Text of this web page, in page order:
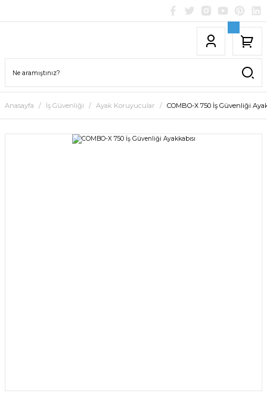
Anasayfa İş Güvenliği Ayak Koruyucular COMBO-X 750 İş Güvenliği